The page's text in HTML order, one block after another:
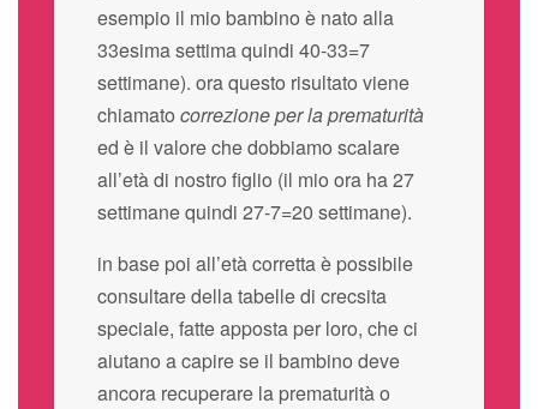
esempio il mio bambino è nato alla
33esima settima quindi 40-33=7
settimane). ora questo risultato viene
chiamato correzione per la prematurità
ed è il valore che dobbiamo scalare
all’età di nostro figlio (il mio ora ha 27
settimane quindi 27-7=20 settimane).
in base poi all’età corretta è possibile
consultare della tabelle di crecsita
speciale, fatte apposta per loro, che ci
aiutano a capire se il bambino deve
ancora recuperare la prematurità o